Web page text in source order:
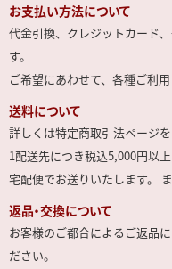
お支払い方法について
代金引換、クレジットカード
す。
ご希望にあわせて、各種ご利用
送料について
詳しくは特定商取引法ページを
1配送先につき税込5,000円以
宅配便でお送りいたします。
返品・交換について
お客様のご都合によるご返品
ださい。